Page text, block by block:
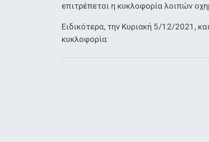
επιτρέπεται η κυκλοφορία λοιπών
Ειδικότερα, την Κυριακή 5/12/2021,
κυκλοφορία: